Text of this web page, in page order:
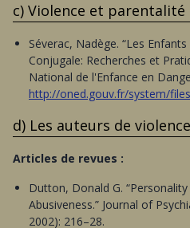
c) Violence et parentalité
Séverac, Nadège. “Les
Conjugale: Recherches et
National de l'Enfance en
http://oned.gouv.fr/system/
d) Les auteurs de violence
Articles de revues :
Dutton, Donald G.
Abusiveness.” Journal of
2002): 216–28.